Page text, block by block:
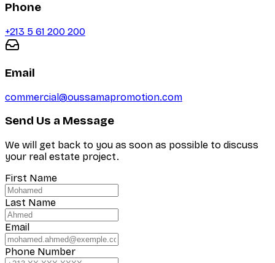
Phone
+213 5 61 200 200
Email
commercial@oussamapromotion.com
Send Us a Message
We will get back to you as soon as possible to discuss
your real estate project.
First Name
Last Name
Email
Phone Number